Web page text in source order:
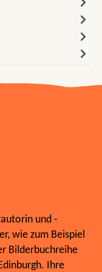
und -
wie zum Beispiel
Bilderbuchreihe
Ihre